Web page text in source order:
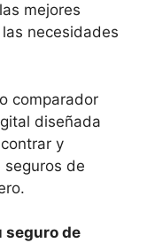
mejores
necesidades
comparador
diseñada
y
de
seguro de